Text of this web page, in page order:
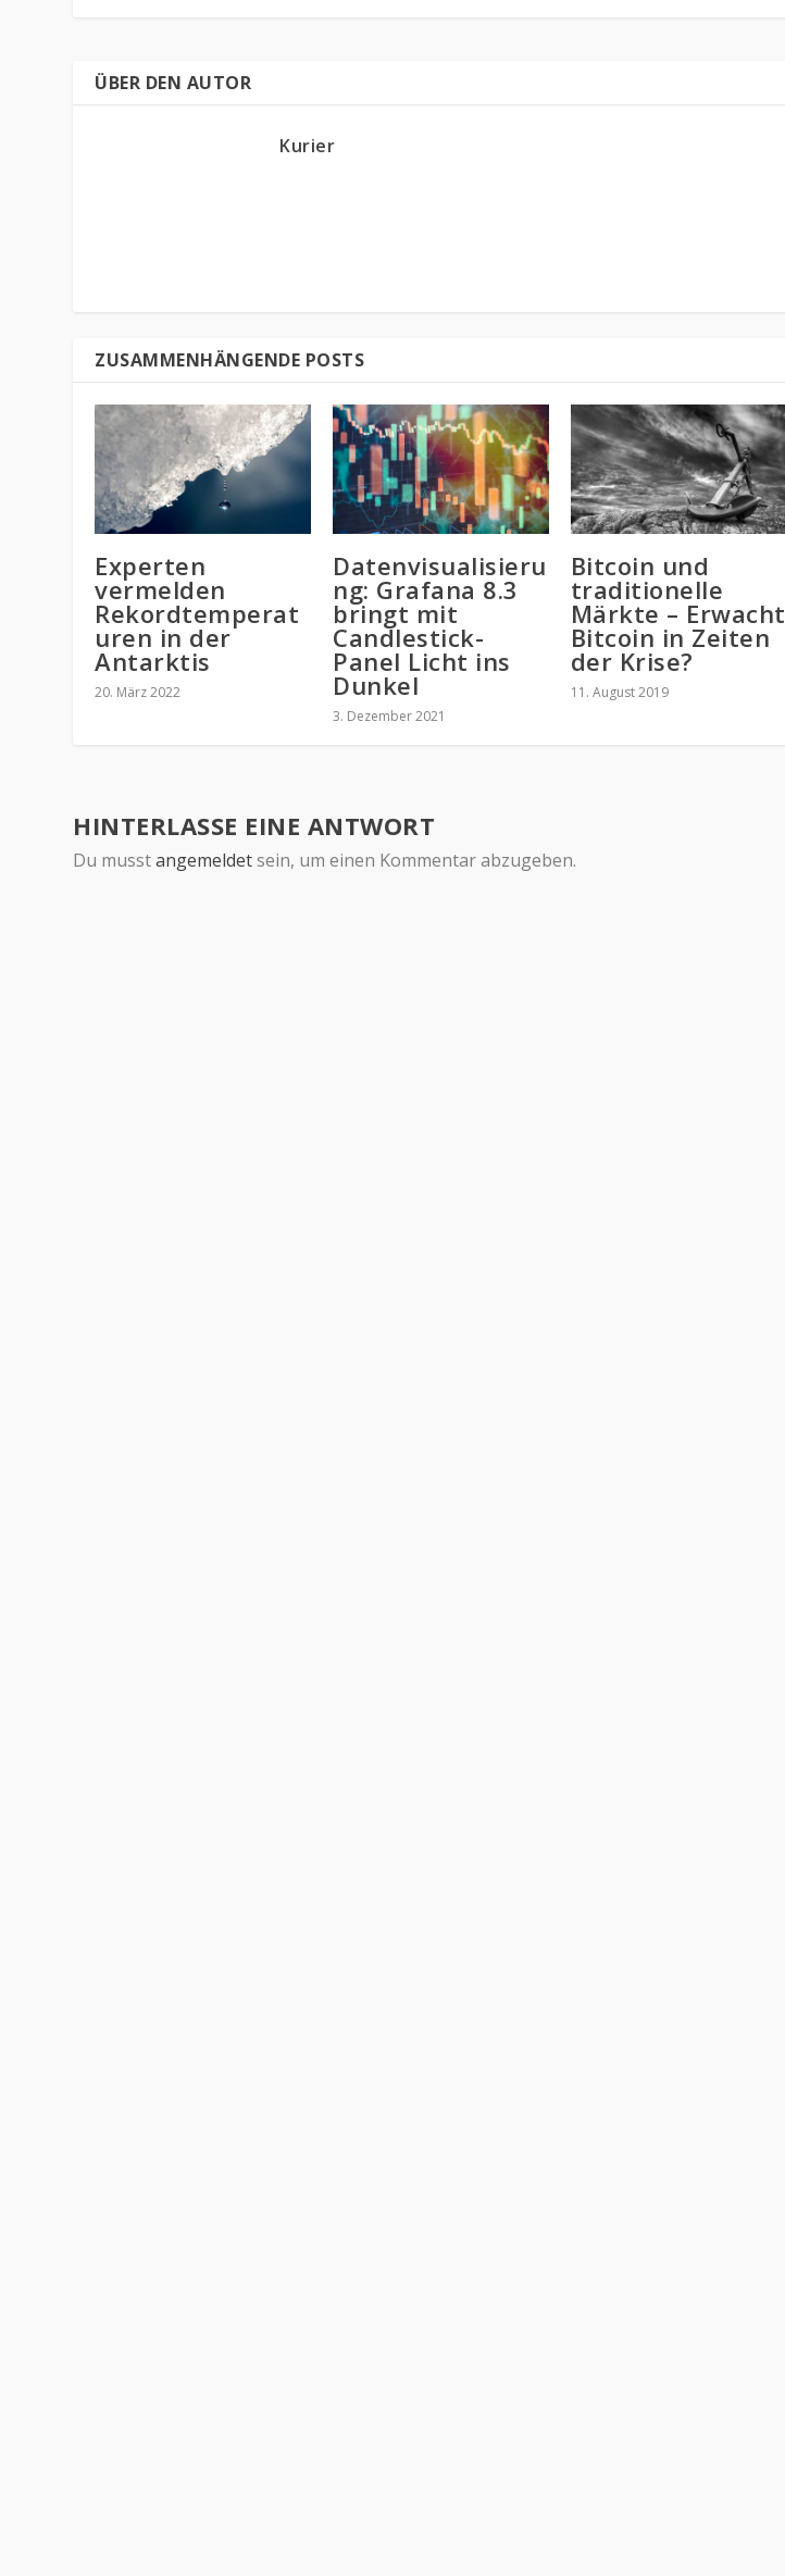
ÜBER DEN AUTOR
Kurier
ZUSAMMENHÄNGENDE POSTS
Experten
vermelden
Rekordtemperat
uren in der
Antarktis
20. März 2022
Datenvisualisieru
ng: Grafana 8.3
bringt mit
Candlestick-
Panel Licht ins
Dunkel
3. Dezember 2021
Bitcoin und
traditionelle
Märkte – Erwacht
Bitcoin in Zeiten
der Krise?
11. August 2019
HINTERLASSE EINE ANTWORT
Du musstangemeldetsein, um einen Kommentar abzugeben.